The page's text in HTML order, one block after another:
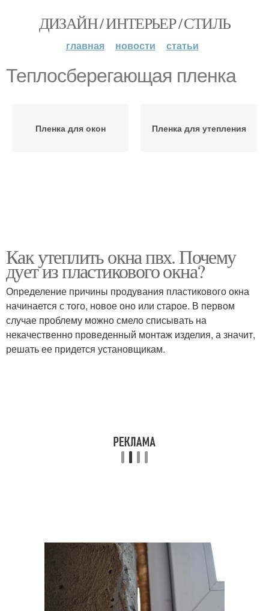
ДИЗАЙН / ИНТЕРЬЕР / СТИЛЬ
главная новости статьи
Теплосберегающая пленка
Пленка для окон Пленка для утепления
Как утеплить окна пвх. Почему
дует из пластикового окна?
Определение причины продувания пластикового окна
начинается с того, новое оно или старое. В первом
случае проблему можно смело списывать на
некачественно проведенный монтаж изделия, а значит,
решать ее придется установщикам.